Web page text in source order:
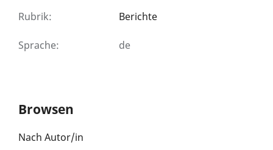
Rubrik: Berichte
Sprache: de
Browsen
Nach Autor/in